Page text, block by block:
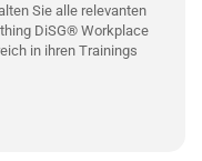
Sie alle relevanten
DiSG® Workplace
in ihren Trainings